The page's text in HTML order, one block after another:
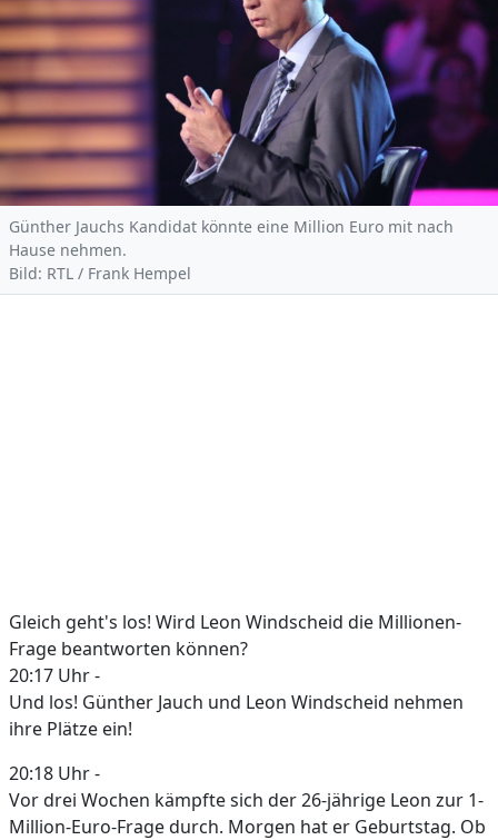
Günther Jauchs Kandidat könnte eine Million Euro mit nach
Hause nehmen.
Bild: RTL / Frank Hempel
Gleich geht's los! Wird Leon Windscheid die Millionen-
Frage beantworten können?
20:17 Uhr -
Und los! Günther Jauch und Leon Windscheid nehmen
ihre Plätze ein!
20:18 Uhr -
Vor drei Wochen kämpfte sich der 26-jährige Leon zur 1-
Million-Euro-Frage durch. Morgen hat er Geburtstag. Ob